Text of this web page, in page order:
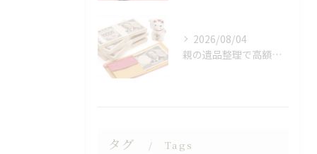
2026/08/04
親の遺品整理で高額の現金が
タグ Tags